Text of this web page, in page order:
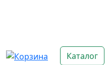
Каталог